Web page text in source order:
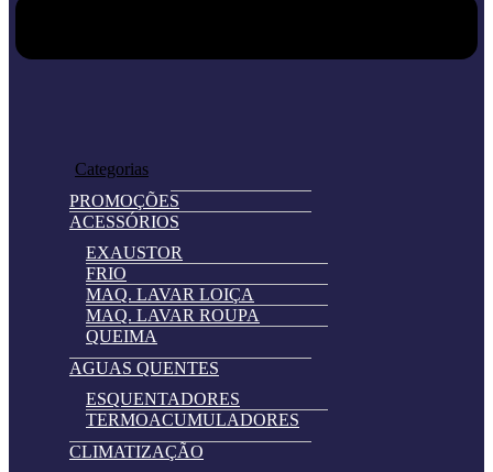
Categorias
PROMOÇÕES
ACESSÓRIOS
EXAUSTOR
FRIO
MAQ. LAVAR LOIÇA
MAQ. LAVAR ROUPA
QUEIMA
AGUAS QUENTES
ESQUENTADORES
TERMOACUMULADORES
CLIMATIZAÇÃO